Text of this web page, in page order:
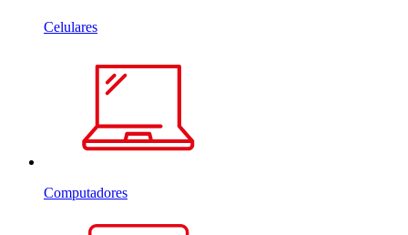
Celulares
Computadores